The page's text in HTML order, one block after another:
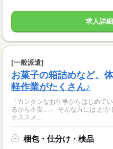
求人詳
[一般派遣]
お菓子の箱詰めなど、
軽作業がたくさん♪
「カンタンなお仕事からはじめて
るから不安…」 そんな方には おかしの”箱詰め”や”仕分け”のお仕事が
オススメ...
梱包・仕分け・検品